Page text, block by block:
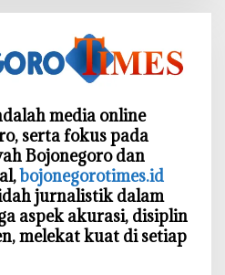
media online
serta fokus pada
Bojonegoro dan
bojonegorotimes.id
jurnalistik dalam
aspek akurasi, disiplin
melekat kuat di setiap